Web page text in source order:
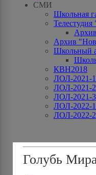
СМИ
Школьная
Архив
Школьный
КВН2018
ЛОЛ-2021-
ЛОЛ-2021-
ЛОЛ-2021-
ЛОЛ-2022-
ЛОЛ-2022-
Голубь